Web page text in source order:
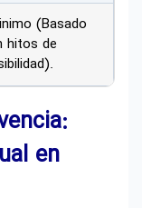
(Basado
hitos de
en